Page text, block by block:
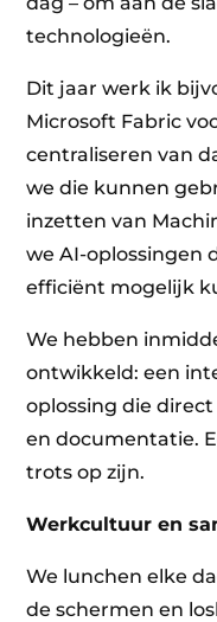
technologieën.
Dit jaar werk ik
Microsoft Fabric
centraliseren van
we die kunnen
inzetten van
we AI-oplossingen
efficiënt mogelijk
We hebben
ontwikkeld: een
oplossing die direct
en documentatie.
trots op zijn.
Werkcultuur en
We lunchen elke
de schermen en